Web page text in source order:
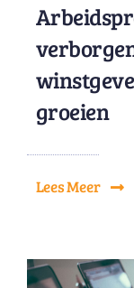
groeien
Lees Meer